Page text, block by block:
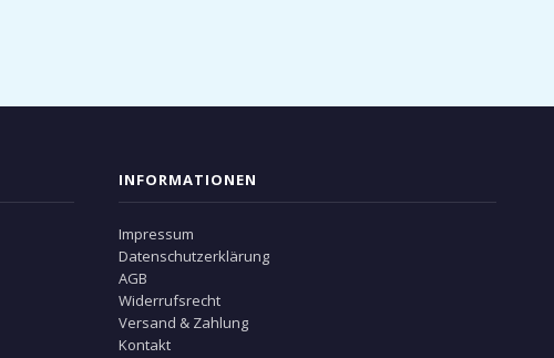
INFORMATIONEN
Impressum
Datenschutzerklärung
AGB
Widerrufsrecht
Versand & Zahlung
Kontakt